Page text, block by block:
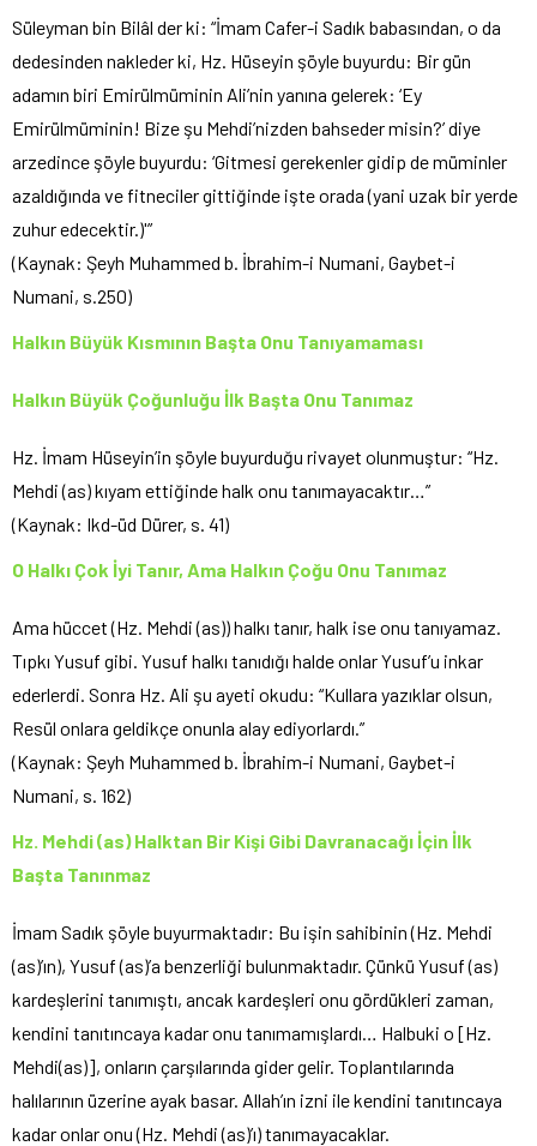
Süleyman bin Bilâl der ki: “İmam Cafer-i Sadık babasından, o da
dedesinden nakleder ki, Hz. Hüseyin şöyle buyurdu: Bir gün
adamın biri Emirülmüminin Ali’nin yanına gelerek: ‘Ey
Emirülmüminin! Bize şu Mehdi’nizden bahseder misin?’ diye
arzedince şöyle buyurdu: ‘Gitmesi gerekenler gidip de müminler
azaldığında ve fitneciler gittiğinde işte orada (yani uzak bir yerde
zuhur edecektir.)'”
(Kaynak: Şeyh Muhammed b. İbrahim-i Numani, Gaybet-i
Numani, s.250)
Halkın Büyük Kısmının Başta Onu Tanıyamaması
Halkın Büyük Çoğunluğu İlk Başta Onu Tanımaz
Hz. İmam Hüseyin’in şöyle buyurduğu rivayet olunmuştur: “Hz.
Mehdi (as) kıyam ettiğinde halk onu tanımayacaktır…”
(Kaynak: Ikd-üd Dürer, s. 41)
O Halkı Çok İyi Tanır, Ama Halkın Çoğu Onu Tanımaz
Ama hüccet (Hz. Mehdi (as)) halkı tanır, halk ise onu tanıyamaz.
Tıpkı Yusuf gibi. Yusuf halkı tanıdığı halde onlar Yusuf’u inkar
ederlerdi. Sonra Hz. Ali şu ayeti okudu: “Kullara yazıklar olsun,
Resül onlara geldikçe onunla alay ediyorlardı.”
(Kaynak: Şeyh Muhammed b. İbrahim-i Numani, Gaybet-i
Numani, s. 162)
Hz. Mehdi (as) Halktan Bir Kişi Gibi Davranacağı İçin İlk
Başta Tanınmaz
İmam Sadık şöyle buyurmaktadır: Bu işin sahibinin (Hz. Mehdi
(as)’ın), Yusuf (as)’a benzerliği bulunmaktadır. Çünkü Yusuf (as)
kardeşlerini tanımıştı, ancak kardeşleri onu gördükleri zaman,
kendini tanıtıncaya kadar onu tanımamışlardı… Halbuki o [Hz.
Mehdi(as)], onların çarşılarında gider gelir. Toplantılarında
halılarının üzerine ayak basar. Allah’ın izni ile kendini tanıtıncaya
kadar onlar onu (Hz. Mehdi (as)’ı) tanımayacaklar.